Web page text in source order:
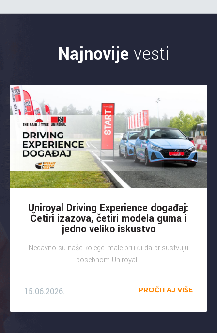
Najnovije vesti
Uniroyal Driving Experience događaj:
Četiri izazova, četiri modela guma i
jedno veliko iskustvo
Nedavno su naše kolege imale priliku da prisustvuju
posebnom Uniroyal...
15.06.2026. PROČITAJ VIŠE